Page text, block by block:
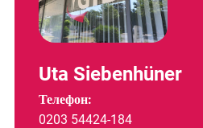
Uta Siebenhüner
Телефон:
0203 54424-184